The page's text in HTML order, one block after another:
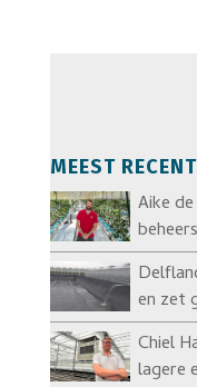
MEEST RECENT
Aike
en zet
Chiel
lagere